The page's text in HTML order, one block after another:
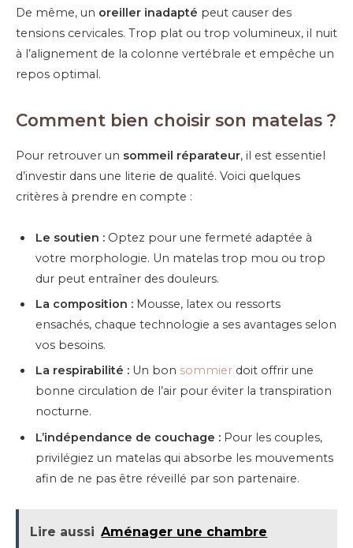
De même, un oreiller inadapté peut causer des
tensions cervicales. Trop plat ou trop volumineux, il nuit
à l’alignement de la colonne vertébrale et empêche un
repos optimal.
Comment bien choisir son matelas ?
Pour retrouver un sommeil réparateur, il est essentiel
d’investir dans une literie de qualité. Voici quelques
critères à prendre en compte :
Le soutien : Optez pour une fermeté adaptée à
votre morphologie. Un matelas trop mou ou trop
dur peut entraîner des douleurs.
La composition : Mousse, latex ou ressorts
ensachés, chaque technologie a ses avantages selon
vos besoins.
La respirabilité : Un bon sommier doit offrir une
bonne circulation de l’air pour éviter la transpiration
nocturne.
L’indépendance de couchage : Pour les couples,
privilégiez un matelas qui absorbe les mouvements
afin de ne pas être réveillé par son partenaire.
Lire aussi Aménager une chambre